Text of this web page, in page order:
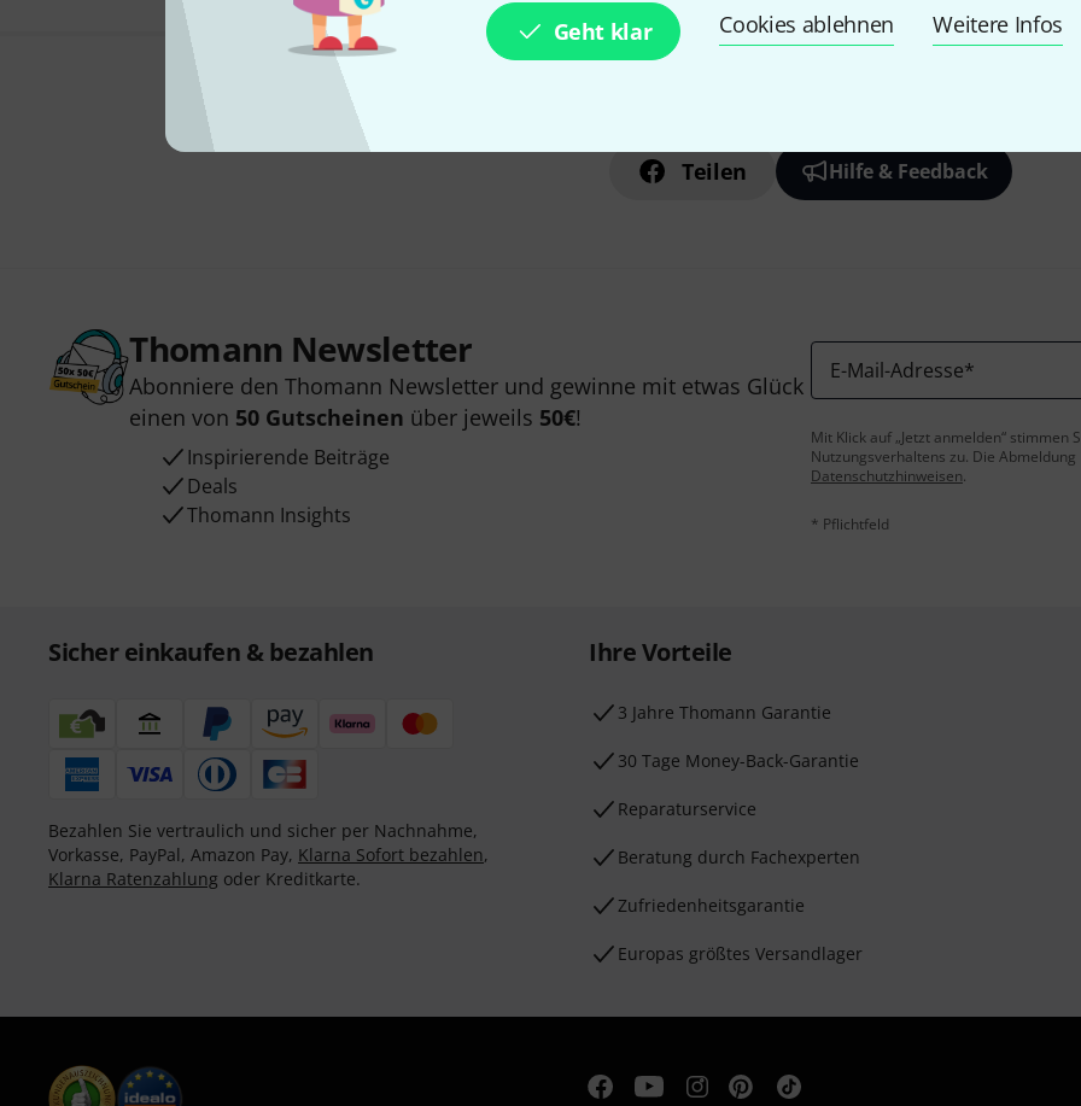
Geht klar Cookies ablehnen Weitere Infos
Teilen Hilfe & Feedback
Thomann Newsletter
Abonniere den Thomann Newsletter und gewinne mit etwas Glück
einen von 50 Gutscheinen über jeweils 50€!
Inspirierende Beiträge
Deals
Thomann Insights
E-Mail-Adresse*
Mit Klick auf „Jetzt anmelden“
Nutzungsverhaltens zu. Die
Datenschutzhinweisen.
* Pflichtfeld
Sicher einkaufen & bezahlen
Bezahlen Sie vertraulich und sicher per Nachnahme,
Vorkasse, PayPal, Amazon Pay, Klarna Sofort bezahlen,
Klarna Ratenzahlung oder Kreditkarte.
Ihre Vorteile
3 Jahre Thomann Garantie
30 Tage Money-Back-Garantie
Reparaturservice
Beratung durch Fachexperten
Zufriedenheitsgarantie
Europas größtes Versandlager